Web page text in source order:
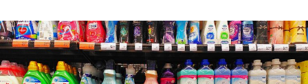
mit Kindern
Unterwegs und auf Reisen